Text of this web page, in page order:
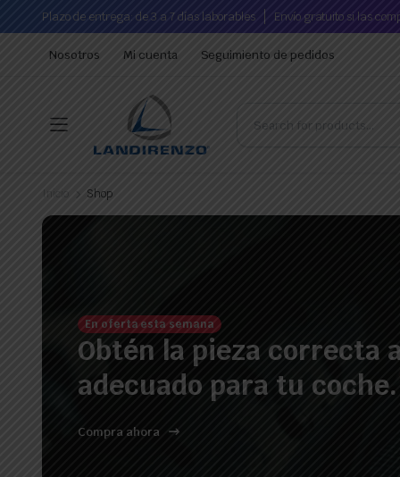
Plazo de entrega: de 3 a 7 días laborables Envío gratuito si las
Nosotros Mi cuenta Seguimiento de pedidos
Inicio Shop
En oferta esta semana
Obtén la pieza correcta
adecuado para tu coche.
Compra ahora